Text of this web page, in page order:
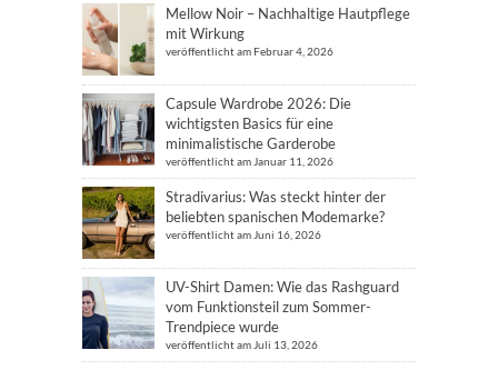
Mellow Noir – Nachhaltige Hautpflege
mit Wirkung
veröffentlicht am Februar 4, 2026
Capsule Wardrobe 2026: Die
wichtigsten Basics für eine
minimalistische Garderobe
veröffentlicht am Januar 11, 2026
Stradivarius: Was steckt hinter der
beliebten spanischen Modemarke?
veröffentlicht am Juni 16, 2026
UV-Shirt Damen: Wie das Rashguard
vom Funktionsteil zum Sommer-
Trendpiece wurde
veröffentlicht am Juli 13, 2026